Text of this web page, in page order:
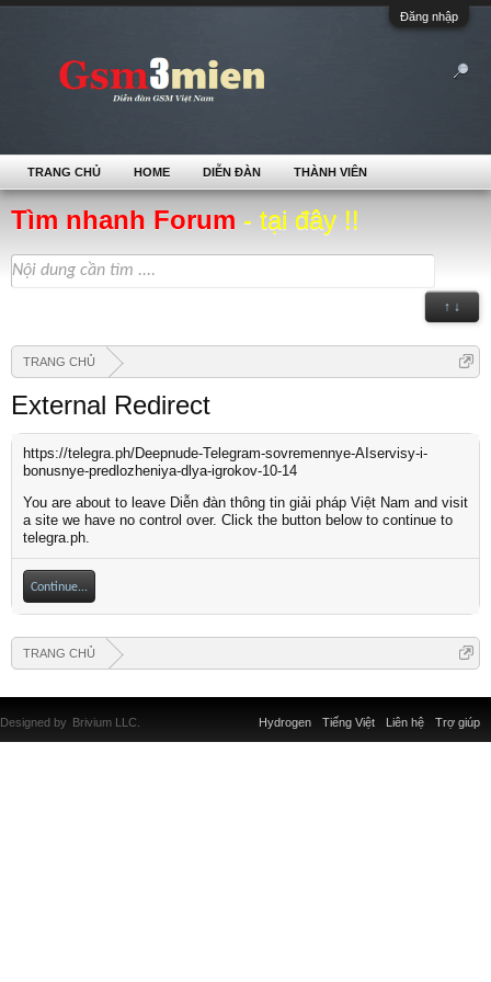
Đăng nhập
Tìm nhanh Forum - tại đây !!
↑ ↓
TRANG CHỦ
External Redirect
https://telegra.ph/Deepnude-Telegram-sovremennye-AIservisy-i-
bonusnye-predlozheniya-dlya-igrokov-10-14
You are about to leave Diễn đàn thông tin giải pháp Việt Nam and visit
a site we have no control over. Click the button below to continue to
telegra.ph.
Continue...
TRANG CHỦ
TRANG CHỦ HOME DIỄN ĐÀN THÀNH VIÊN
Liên hệ Trợ giúp
Hydrogen Tiếng Việt
Designed by Brivium LLC.